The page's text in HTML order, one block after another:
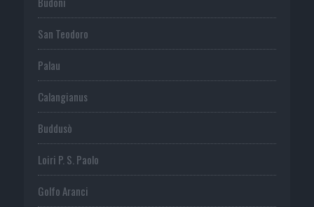
San Teodoro
Palau
Calangianus
Buddusò
Loiri P. S. Paolo
Golfo Aranci